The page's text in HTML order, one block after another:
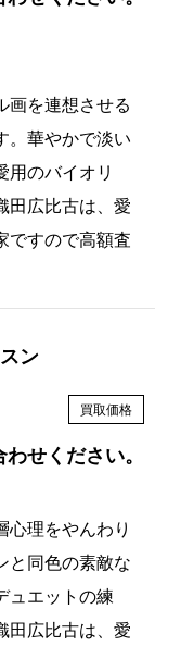
画を連想させる
。華やかで淡い
用のバイオリ
田広比古は、愛
ですので高額査
ン
買取価格
せください。
心理をやんわり
と同色の素敵な
ュエットの練
田広比古は、愛